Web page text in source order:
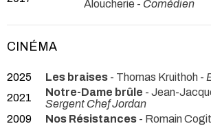
Aloucherie - Comédien
CINÉMA
2025 Les braises - Thomas Kruithoh -
2021
Notre-Dame brûle - Jean-
Sergent Chef Jordan
2009
Nos Résistances - Romain